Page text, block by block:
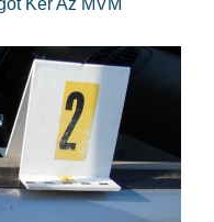
Kér Az MVM